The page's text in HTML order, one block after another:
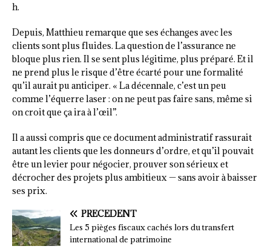
h.
Depuis, Matthieu remarque que ses échanges avec les
clients sont plus fluides. La question de l’assurance ne
bloque plus rien. Il se sent plus légitime, plus préparé. Et il
ne prend plus le risque d’être écarté pour une formalité
qu’il aurait pu anticiper. « La décennale, c’est un peu
comme l’équerre laser : on ne peut pas faire sans, même si
on croit que ça ira à l’œil”.
Il a aussi compris que ce document administratif rassurait
autant les clients que les donneurs d’ordre, et qu’il pouvait
être un levier pour négocier, prouver son sérieux et
décrocher des projets plus ambitieux — sans avoir à baisser
ses prix.
PRÉCÉDENT
Les 5 pièges fiscaux cachés lors du transfert
international de patrimoine